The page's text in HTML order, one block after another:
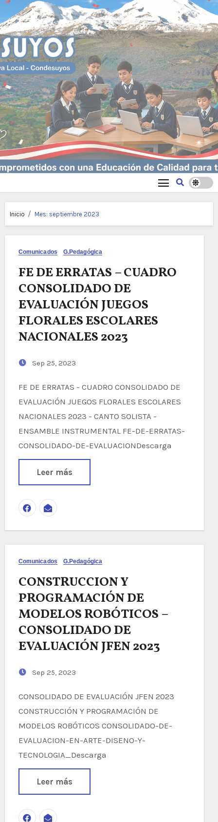
Inicio Mes: septiembre 2023
Comunicados G.Pedagógica
FE DE ERRATAS – CUADRO
CONSOLIDADO DE
EVALUACIÓN JUEGOS
FLORALES ESCOLARES
NACIONALES 2023
Sep 25, 2023
FE DE ERRATAS - CUADRO CONSOLIDADO DE
EVALUACIÓN JUEGOS FLORALES ESCOLARES
NACIONALES 2023 - CANTO SOLISTA -
ENSAMBLE INSTRUMENTAL FE-DE-ERRATAS-
CONSOLIDADO-DE-EVALUACIONDescarga
Leer más
Comunicados G.Pedagógica
CONSTRUCCION Y
PROGRAMACIÓN DE
MODELOS ROBÓTICOS –
CONSOLIDADO DE
EVALUACIÓN JFEN 2023
Sep 25, 2023
CONSOLIDADO DE EVALUACIÓN JFEN 2023
CONSTRUCCIÓN Y PROGRAMACIÓN DE
MODELOS ROBÓTICOS CONSOLIDADO-DE-
EVALUACION-EN-ARTE-DISENO-Y-
TECNOLOGIA_Descarga
Leer más